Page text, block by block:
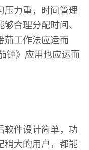
压力重，时间管理
合理分配时间、
茄工作法应运而
钟》应用也应运而
软件设计简单，功
稍大的用户，都能